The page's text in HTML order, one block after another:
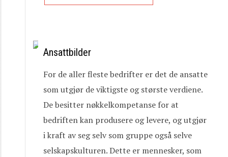
Ansattbilder
For de aller fleste bedrifter er det de ansatte
som utgjør de viktigste og største verdiene.
De besitter nøkkelkompetanse for at
bedriften kan produsere og levere, og utgjør
i kraft av seg selv som gruppe også selve
selskapskulturen. Dette er mennesker, som